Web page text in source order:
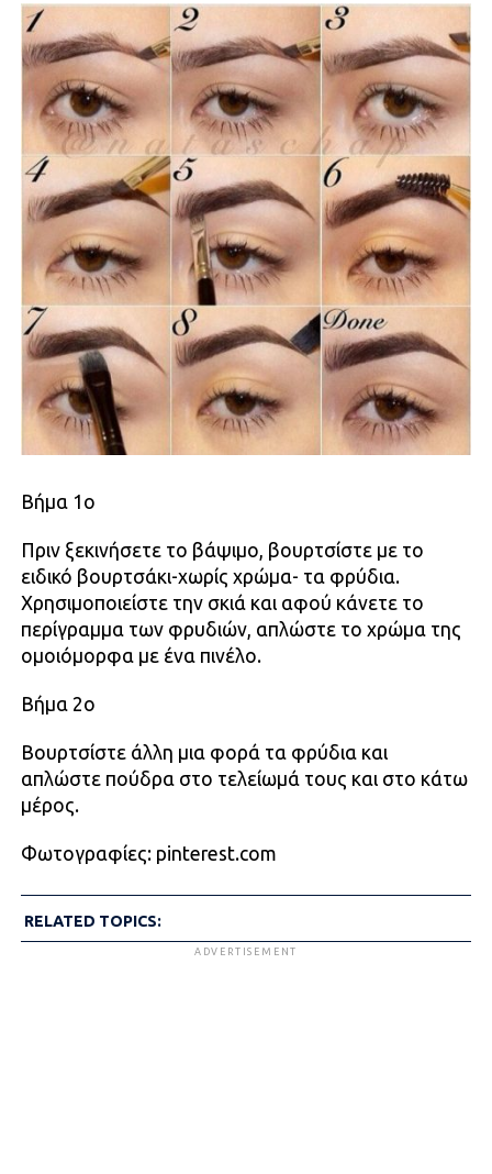
Βήμα 1ο
Πριν ξεκινήσετε το βάψιμο, βουρτσίστε με το
ειδικό βουρτσάκι-χωρίς χρώμα- τα φρύδια.
Χρησιμοποιείστε την σκιά και αφού κάνετε το
περίγραμμα των φρυδιών, απλώστε το χρώμα της
ομοιόμορφα με ένα πινέλο.
Βήμα 2o
Βουρτσίστε άλλη μια φορά τα φρύδια και
απλώστε πούδρα στο τελείωμά τους και στο κάτω
μέρος.
Φωτογραφίες: pinterest.com
RELATED TOPICS:
ADVERTISEMENT